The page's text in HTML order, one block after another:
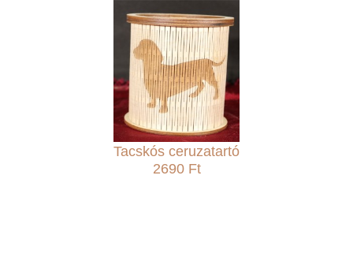
Tacskós ceruzatartó
2690 Ft